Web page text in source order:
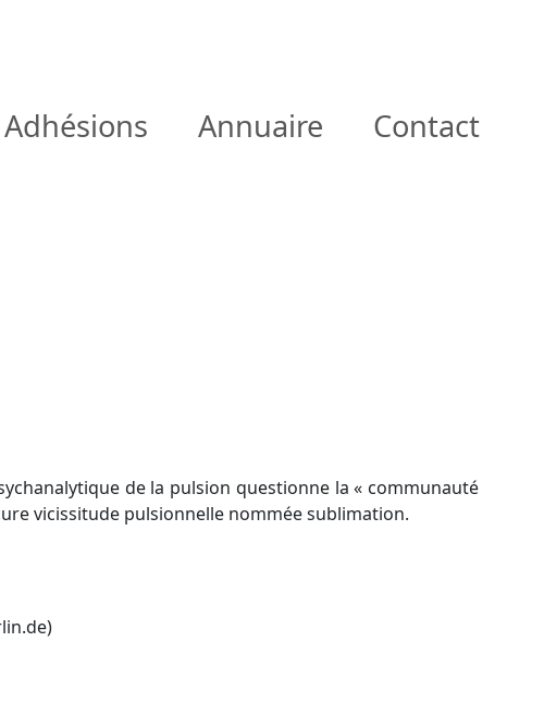
Adhésions Annuaire Contact
de la pulsion questionne la « communauté
vicissitude pulsionnelle nommée sublimation.